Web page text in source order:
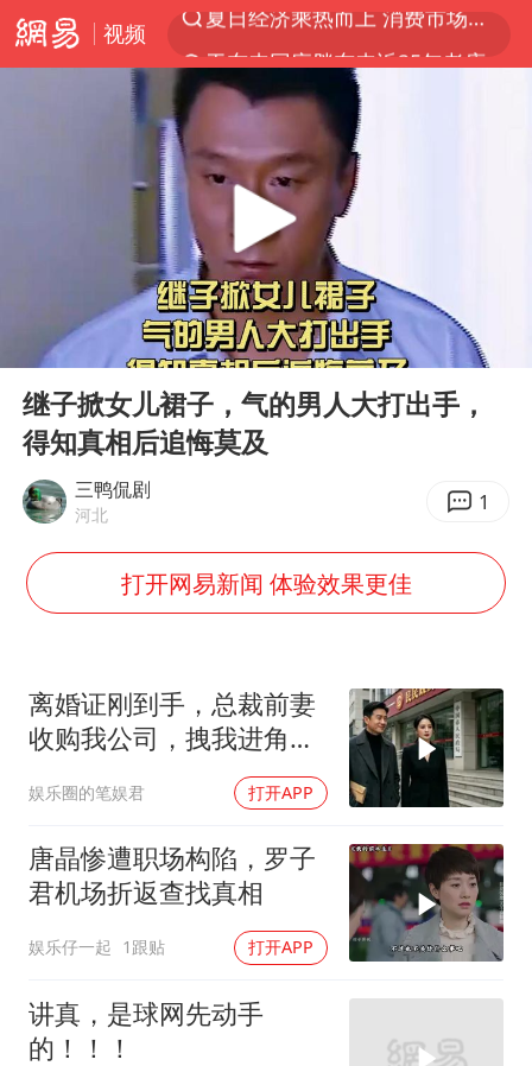
视频
央视新主播李秋莹母校发文祝贺
上海全力守护市民“菜篮子”
暑期研学游升温 在旅途中增长知识
BLG经理辟谣Bin离队
曹颖儿子首次演长剧
总书记点赞的非遗苗绣焕发新生机
Play
00:00 07:06
继子掀女儿裙子，气的男人大打出手，
得知真相后追悔莫及
三鸭侃剧
河北 1
打开网易新闻 体验效果更佳
离婚证刚到手，总裁前妻
收购我公司，拽我进角
落：我来全是为了你
娱乐圈的笔娱君 打开APP
唐晶惨遭职场构陷，罗子
君机场折返查找真相
娱乐仔一起 1跟贴 打开APP
讲真，是球网先动手
的！！！